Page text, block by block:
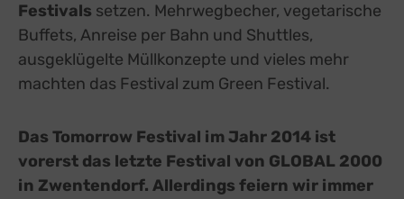
Festivals setzen. Mehrwegbecher, vegetarische
Buffets, Anreise per Bahn und Shuttles,
ausgeklügelte Müllkonzepte und vieles mehr
machten das Festival zum Green Festival.
Das Tomorrow Festival im Jahr 2014 ist
vorerst das letzte Festival von GLOBAL 2000
in Zwentendorf. Allerdings feiern wir immer